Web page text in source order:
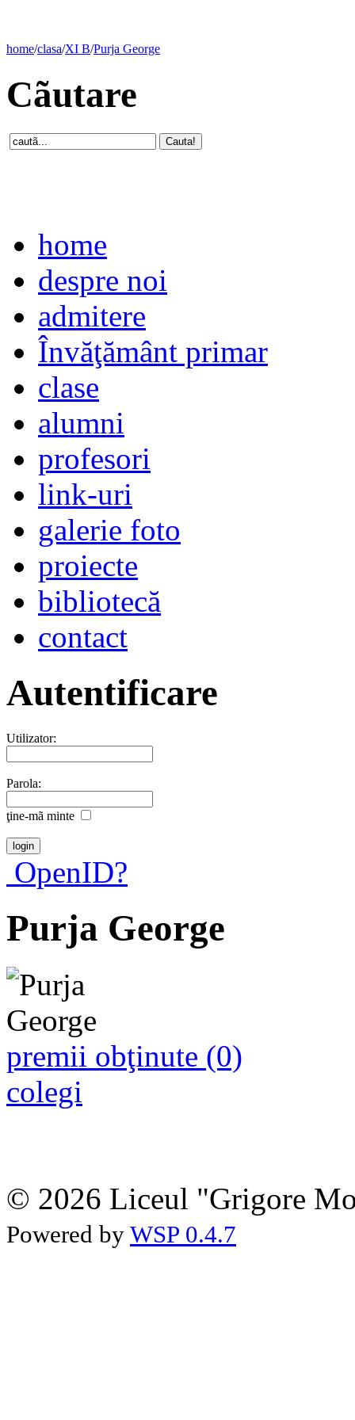
home/clasa/XI B/Purja George
Cãutare
home
despre noi
admitere
Învăţământ primar
clase
alumni
profesori
link-uri
galerie foto
proiecte
bibliotecă
contact
Autentificare
Utilizator:
Parola:
ţine-mã minte
OpenID?
Purja George
premii obţinute (0)
colegi
© 2026 Liceul "Grigore
Powered by WSP 0.4.7